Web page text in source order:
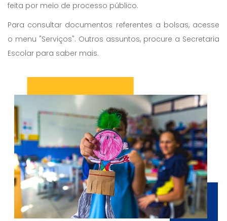
feita por meio de processo público.
Para consultar documentos referentes a bolsas, acesse
o menu "Serviços". Outros assuntos, procure a Secretaria
Escolar para saber mais.